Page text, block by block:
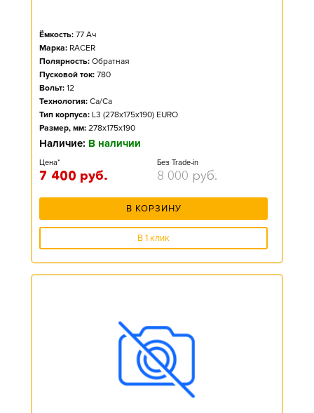
Ёмкость: 77 Ач
Марка: RACER
Полярность: Обратная
Пусковой ток: 780
Вольт: 12
Технология: Ca/Ca
Тип корпуса: L3 (278x175x190) EURO
Размер, мм: 278x175x190
Наличие: В наличии
Цена*
7 400 руб.
Без Trade-in
8 000 руб.
В КОРЗИНУ
В 1 клик